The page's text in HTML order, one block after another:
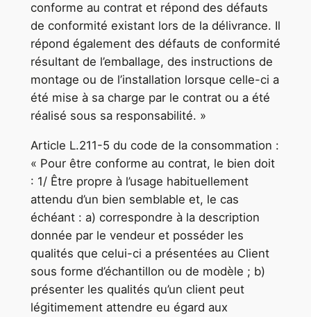
conforme au contrat et répond des défauts
de conformité existant lors de la délivrance. Il
répond également des défauts de conformité
résultant de l’emballage, des instructions de
montage ou de l’installation lorsque celle-ci a
été mise à sa charge par le contrat ou a été
réalisé sous sa responsabilité. »
Article L.211-5 du code de la consommation :
« Pour être conforme au contrat, le bien doit
: 1/ Être propre à l’usage habituellement
attendu d’un bien semblable et, le cas
échéant : a) correspondre à la description
donnée par le vendeur et posséder les
qualités que celui-ci a présentées au Client
sous forme d’échantillon ou de modèle ; b)
présenter les qualités qu’un client peut
légitimement attendre eu égard aux